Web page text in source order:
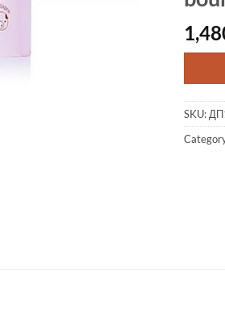
SKU: